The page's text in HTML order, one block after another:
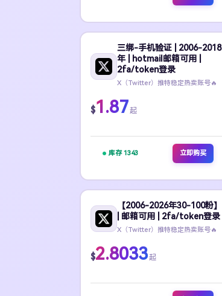
三绑-手机验证 | 2006-2018
年 | hotmail邮箱可用 |
2fa/token登录
X（Twitter）推特稳定热卖账号🔥
$1.87起
库存 1343 立即购买
【2006-2026年30-100粉】
| 邮箱可用 | 2fa/token登录
X（Twitter）推特稳定热卖账号🔥
$2.8033起